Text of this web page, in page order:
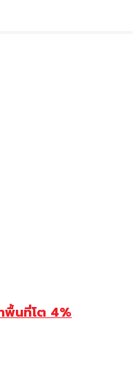
พื้นที่โต 4%